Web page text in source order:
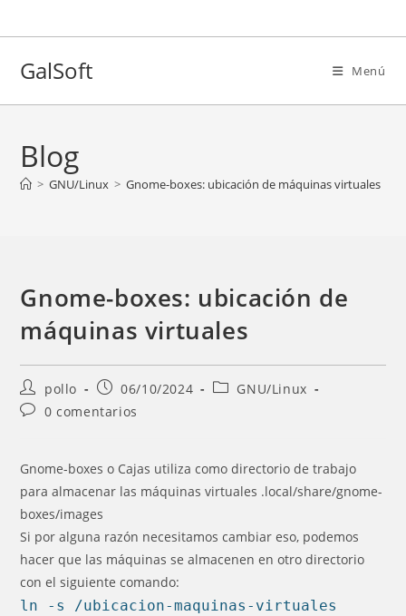
al
GalSoft Menú
Blog
> GNU/Linux > Gnome-boxes: ubicación de máquinas virtuales
Gnome-boxes: ubicación de
máquinas virtuales
Autor
de
la
pollo
Entrada
publicada:
06/10/2024
Categoría
GNU/Linux
Comentarios
entrada:
0 comentarios
Gnome-boxes o Cajas utiliza como directorio de trabajo
para almacenar las máquinas virtuales .local/share/gnome-
boxes/images
Si por alguna razón necesitamos cambiar eso, podemos
hacer que las máquinas se almacenen en otro directorio
con el siguiente comando:
ln -s /ubicacion-maquinas-virtuales